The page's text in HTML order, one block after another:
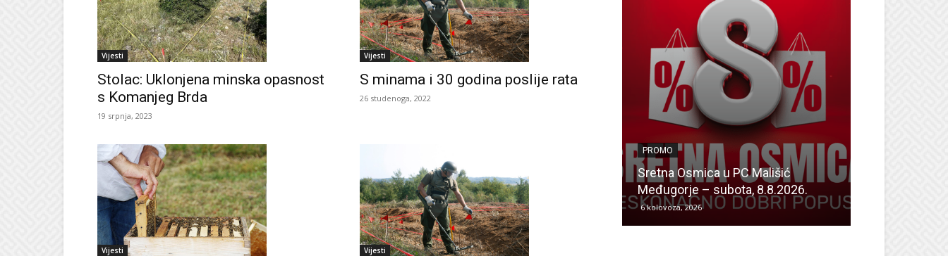
Vijesti
Stolac: Uklonjena minska opasnost
s Komanjeg Brda
19 srpnja, 2023
Vijesti
S minama i 30 godina poslije rata
26 studenoga, 2022
Vijesti Vijesti
PROMO
Sretna Osmica u PC Mališić
Međugorje – subota, 8.8.2026.
6 kolovoza, 2026